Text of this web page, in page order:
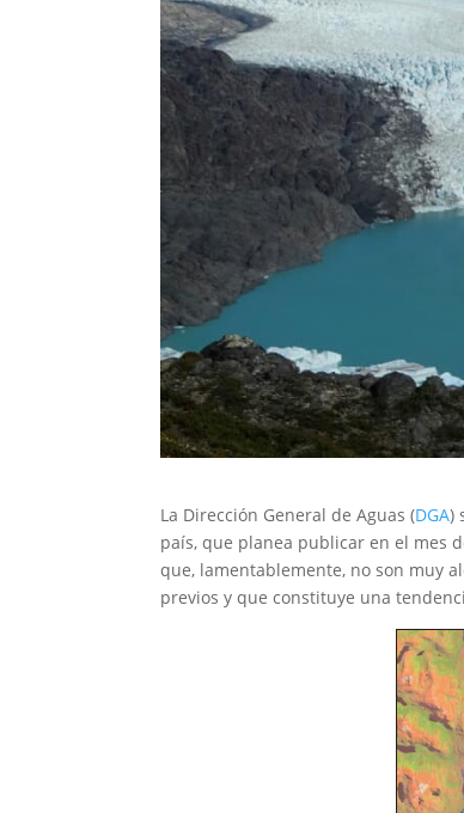
La Dirección General de Aguas (DGA)
país, que planea publicar en el mes
que, lamentablemente, no son muy
previos y que constituye una